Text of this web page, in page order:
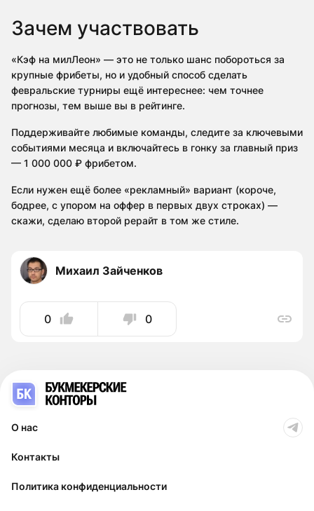
Зачем участвовать
«Кэф на милЛеон» — это не только шанс побороться за
крупные фрибеты, но и удобный способ сделать
февральские турниры ещё интереснее: чем точнее
прогнозы, тем выше вы в рейтинге.
Поддерживайте любимые команды, следите за ключевыми
событиями месяца и включайтесь в гонку за главный приз
— 1 000 000 ₽ фрибетом.
Если нужен ещё более «рекламный» вариант (короче,
бодрее, с упором на оффер в первых двух строках) —
скажи, сделаю второй рерайт в том же стиле.
Михаил Зайченков
0 0
О нас
Контакты
Политика конфиденциальности